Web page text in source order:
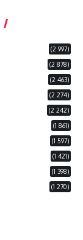
(2 997)
(2 878)
(2 463)
(2 274)
(2 242)
(1 861)
(1 597)
(1 421)
(1 398)
(1 270)